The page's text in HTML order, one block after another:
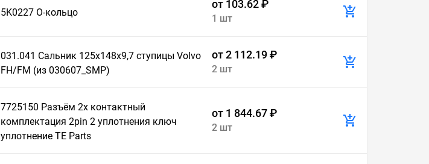
5K0227 О-кольцо
от 103.62 ₽
1 шт
031.041 Сальник 125x148x9,7 ступицы Volvo
FH/FM (из 030607_SMP)
от 2 112.19 ₽
2 шт
7725150 Разъём 2х контактный
комплектация 2pin 2 уплотнения ключ
уплотнение TE Parts
от 1 844.67 ₽
2 шт